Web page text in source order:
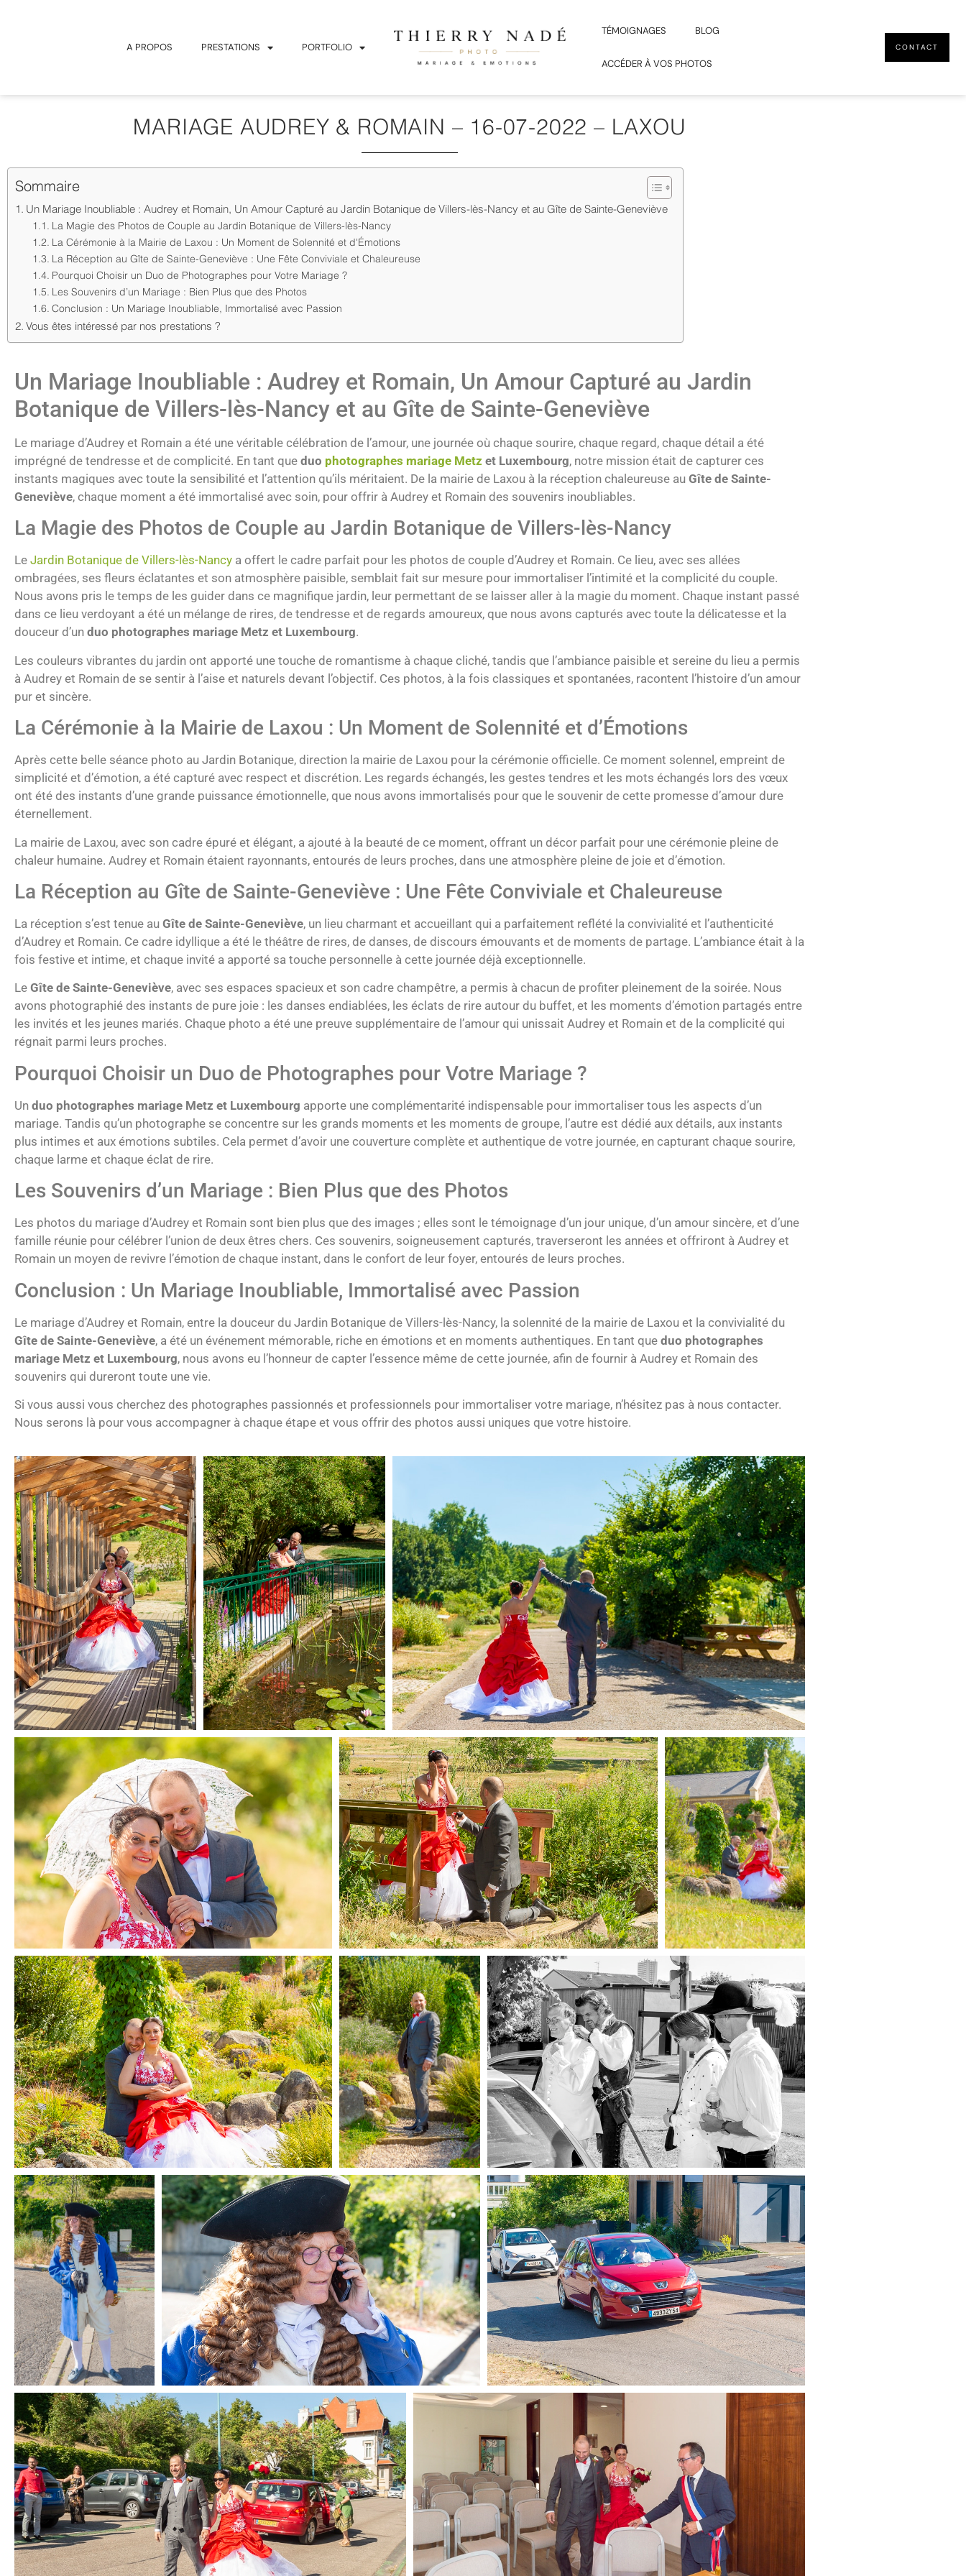
A PROPOS PRESTATIONS PORTFOLIO
TÉMOIGNAGES BLOG
ACCÉDER À VOS PHOTOS
CONTACT
MARIAGE AUDREY & ROMAIN – 16-07-2022 – LAXOU
Sommaire
Un Mariage Inoubliable : Audrey et Romain, Un Amour Capturé au Jardin Botanique de Villers-lès-Nancy et au Gîte de Sainte-Geneviève
La Magie des Photos de Couple au Jardin Botanique de Villers-lès-Nancy
La Cérémonie à la Mairie de Laxou : Un Moment de Solennité et d'Émotions
La Réception au Gîte de Sainte-Geneviève : Une Fête Conviviale et Chaleureuse
Pourquoi Choisir un Duo de Photographes pour Votre Mariage ?
Les Souvenirs d’un Mariage : Bien Plus que des Photos
Conclusion : Un Mariage Inoubliable, Immortalisé avec Passion
Vous êtes intéressé par nos prestations ?
Un Mariage Inoubliable : Audrey et Romain, Un Amour Capturé au Jardin
Botanique de Villers-lès-Nancy et au Gîte de Sainte-Geneviève
Le mariage d’Audrey et Romain a été une véritable célébration de l’amour, une journée où chaque sourire, chaque regard, chaque détail a été
imprégné de tendresse et de complicité. En tant que duo photographes mariage Metz et Luxembourg, notre mission était de capturer ces
instants magiques avec toute la sensibilité et l’attention qu’ils méritaient. De la mairie de Laxou à la réception chaleureuse au Gîte de Sainte-
Geneviève, chaque moment a été immortalisé avec soin, pour offrir à Audrey et Romain des souvenirs inoubliables.
La Magie des Photos de Couple au Jardin Botanique de Villers-lès-Nancy
Le Jardin Botanique de Villers-lès-Nancy a offert le cadre parfait pour les photos de couple d’Audrey et Romain. Ce lieu, avec ses allées
ombragées, ses fleurs éclatantes et son atmosphère paisible, semblait fait sur mesure pour immortaliser l’intimité et la complicité du couple.
Nous avons pris le temps de les guider dans ce magnifique jardin, leur permettant de se laisser aller à la magie du moment. Chaque instant passé
dans ce lieu verdoyant a été un mélange de rires, de tendresse et de regards amoureux, que nous avons capturés avec toute la délicatesse et la
douceur d’un duo photographes mariage Metz et Luxembourg.
Les couleurs vibrantes du jardin ont apporté une touche de romantisme à chaque cliché, tandis que l’ambiance paisible et sereine du lieu a permis
à Audrey et Romain de se sentir à l’aise et naturels devant l’objectif. Ces photos, à la fois classiques et spontanées, racontent l’histoire d’un amour
pur et sincère.
La Cérémonie à la Mairie de Laxou : Un Moment de Solennité et d’Émotions
Après cette belle séance photo au Jardin Botanique, direction la mairie de Laxou pour la cérémonie officielle. Ce moment solennel, empreint de
simplicité et d’émotion, a été capturé avec respect et discrétion. Les regards échangés, les gestes tendres et les mots échangés lors des vœux
ont été des instants d’une grande puissance émotionnelle, que nous avons immortalisés pour que le souvenir de cette promesse d’amour dure
éternellement.
La mairie de Laxou, avec son cadre épuré et élégant, a ajouté à la beauté de ce moment, offrant un décor parfait pour une cérémonie pleine de
chaleur humaine. Audrey et Romain étaient rayonnants, entourés de leurs proches, dans une atmosphère pleine de joie et d’émotion.
La Réception au Gîte de Sainte-Geneviève : Une Fête Conviviale et Chaleureuse
La réception s’est tenue au Gîte de Sainte-Geneviève, un lieu charmant et accueillant qui a parfaitement reflété la convivialité et l’authenticité
d’Audrey et Romain. Ce cadre idyllique a été le théâtre de rires, de danses, de discours émouvants et de moments de partage. L’ambiance était à la
fois festive et intime, et chaque invité a apporté sa touche personnelle à cette journée déjà exceptionnelle.
Le Gîte de Sainte-Geneviève, avec ses espaces spacieux et son cadre champêtre, a permis à chacun de profiter pleinement de la soirée. Nous
avons photographié des instants de pure joie : les danses endiablées, les éclats de rire autour du buffet, et les moments d’émotion partagés entre
les invités et les jeunes mariés. Chaque photo a été une preuve supplémentaire de l’amour qui unissait Audrey et Romain et de la complicité qui
régnait parmi leurs proches.
Pourquoi Choisir un Duo de Photographes pour Votre Mariage ?
Un duo photographes mariage Metz et Luxembourg apporte une complémentarité indispensable pour immortaliser tous les aspects d’un
mariage. Tandis qu’un photographe se concentre sur les grands moments et les moments de groupe, l’autre est dédié aux détails, aux instants
plus intimes et aux émotions subtiles. Cela permet d’avoir une couverture complète et authentique de votre journée, en capturant chaque sourire,
chaque larme et chaque éclat de rire.
Les Souvenirs d’un Mariage : Bien Plus que des Photos
Les photos du mariage d’Audrey et Romain sont bien plus que des images ; elles sont le témoignage d’un jour unique, d’un amour sincère, et d’une
famille réunie pour célébrer l’union de deux êtres chers. Ces souvenirs, soigneusement capturés, traverseront les années et offriront à Audrey et
Romain un moyen de revivre l’émotion de chaque instant, dans le confort de leur foyer, entourés de leurs proches.
Conclusion : Un Mariage Inoubliable, Immortalisé avec Passion
Le mariage d’Audrey et Romain, entre la douceur du Jardin Botanique de Villers-lès-Nancy, la solennité de la mairie de Laxou et la convivialité du
Gîte de Sainte-Geneviève, a été un événement mémorable, riche en émotions et en moments authentiques. En tant que duo photographes
mariage Metz et Luxembourg, nous avons eu l’honneur de capter l’essence même de cette journée, afin de fournir à Audrey et Romain des
souvenirs qui dureront toute une vie.
Si vous aussi vous cherchez des photographes passionnés et professionnels pour immortaliser votre mariage, n’hésitez pas à nous contacter.
Nous serons là pour vous accompagner à chaque étape et vous offrir des photos aussi uniques que votre histoire.